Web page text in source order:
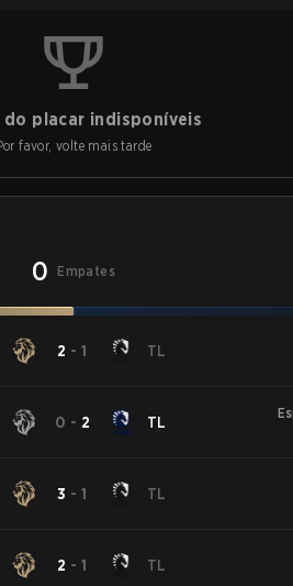
do placar indisponíveis
favor, volte mais tarde
0 Empates
2 -1 TL
0 - 2 TL
3 -1 TL
2 -1 TL